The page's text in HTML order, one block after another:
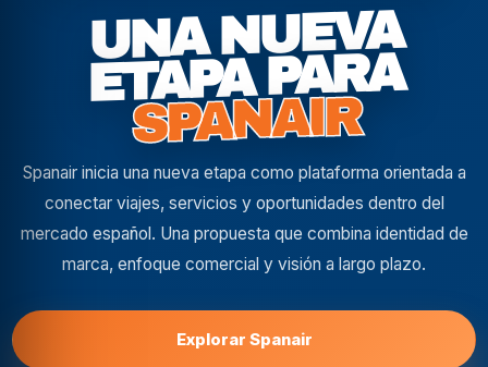
UNA NUEVA
ETAPA PARA
SPANAIR
Spanair inicia una nueva etapa como plataforma orientada a
conectar viajes, servicios y oportunidades dentro del
mercado español. Una propuesta que combina identidad de
marca, enfoque comercial y visión a largo plazo.
Explorar Spanair